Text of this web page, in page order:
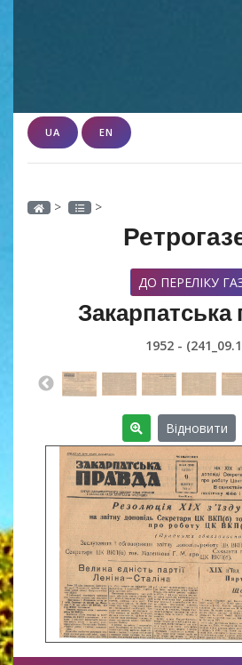
UA EN
> >
ДО ПЕРЕЛІКУ
1952 -
Відновити